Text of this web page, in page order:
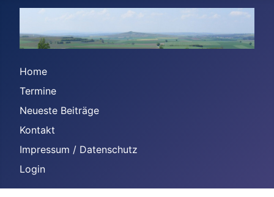
Home
Termine
Neueste Beiträge
Kontakt
Impressum / Datenschutz
Login